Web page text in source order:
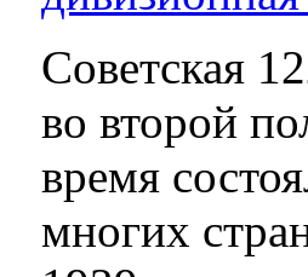
Советская
во второй
время
многих